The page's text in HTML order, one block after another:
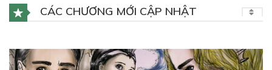
CÁC CHƯƠNG MỚI CẬP NHẬT